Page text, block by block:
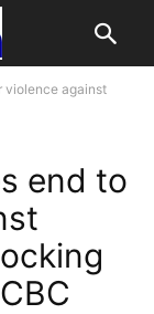
violence against
end to